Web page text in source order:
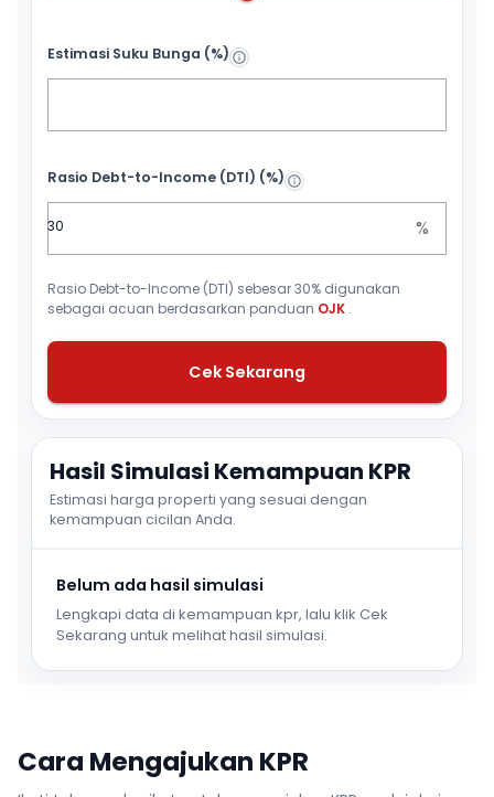
Estimasi Suku Bunga (%)
Rasio Debt-to-Income (DTI) (%)
%
Rasio Debt-to-Income (DTI) sebesar 30% digunakan
sebagai acuan berdasarkan panduan OJK .
Cek Sekarang
Hasil Simulasi Kemampuan KPR
Estimasi harga properti yang sesuai dengan
kemampuan cicilan Anda.
Belum ada hasil simulasi
Lengkapi data di kemampuan kpr, lalu klik Cek
Sekarang untuk melihat hasil simulasi.
Cara Mengajukan KPR